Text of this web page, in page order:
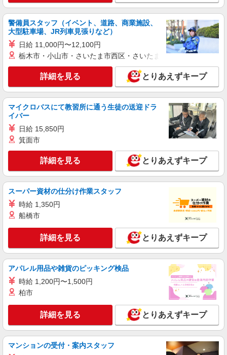
残業代支給 ★交通費別途支給（規定あり） ゜
+゜・。○。・゜+゜・。○。・゜+゜ 入社祝い金10
万円支給(規定有) お友達を紹介頂くと, インセンテ
ィブ支給(規定有) ★月2回払い・週払い可能（規程
有）★ ゜・。○。・゜+゜・。○。・゜+゜
島根県出雲市のdocomoショップ
キープ 詳細を見る
株式会社シエロ
【ソフトバンク】の店舗スタッフ
月給210000円〜310000円（経験・能力によ
る） ※固定残業代:14500円〜14500円（10時間相
当） ＊時間外手当は時間外労働の有無にかかわら
ず、固定残業代として支給し、相当時間を超える
時間外労働分は法定どおり追加で支給します。 ※
定あり） ゜+゜・。○。・゜+゜・。○。・゜+゜
入社祝い金10万円支給(規定有) お友達を紹介頂く
と, インセンティブ支給(規定有) ゜・。○。・゜
+゜・。○。・゜+゜
島根県出雲市のsoftbankショップ
紹介予定派遣
株式会社シエロ
【softbank】人気機種に詳しくなれる携帯販
売
月給210000円〜310000円（経験・能力によ
る） ※固定残業代:14500円〜14500円（10時間相
当） ＊時間外手当は時間外労働の有無にかかわら
ず、固定残業代として支給し、相当時間を超える
時間外労働分は法定どおり追加で支給します。 ※
試用期間なし ※残業代支給 ★交通費別途支給（規
定あり） ゜+゜・。○。・゜+゜・。○。・゜+゜
入社祝い金10万円支給(規定有) お友達を紹介頂く
と, インセンティブ支給(規定有) ゜・。○。・゜
島根県出雲市のsoftbankショップ
キープ 詳細を見る
紹介予定派遣
株式会社シエロ
スマホ携帯販売【ソフトバンク】
時給1400円〜1450円（経験・能力による） ※
残業代支給 ★交通費別途支給（規定あり） ゜
+゜・。○。・゜+゜・。○。・゜+゜ 入社祝い金10
万円支給(規定有) お友達を紹介頂くと, インセンテ
ィブ支給(規定有) ★月2回払い・週払い可能（規程
島根県出雲市の家電量販店
警備員スタッフ（イベント、道路、商業施設、
大型駐車場、JR列車見張りなど）
日給 11,000円〜12,100円
栃木市・小山市・さいたま市西区・さいたま市岩槻区・久喜市・
詳細を見る とりあえずキープ
マイクロバスにて教習所に通う生徒の送迎ドラ
イバー
日給 15,850円
箕面市
詳細を見る とりあえずキープ
スーパー資材の仕分け作業スタッフ
時給 1,350円
船橋市
詳細を見る とりあえずキープ
アパレル用品や雑貨のピッキング検品
時給 1,200円〜1,500円
柏市
詳細を見る とりあえずキープ
マンションの受付・案内スタッフ